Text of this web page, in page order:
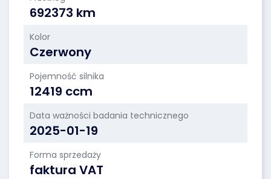
692373 km
Kolor
Czerwony
Pojemność silnika
12419 ccm
Data ważności badania technicznego
2025-01-19
Forma sprzedaży
faktura VAT